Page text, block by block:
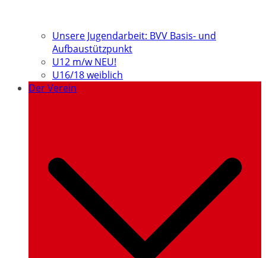
Unsere Jugendarbeit: BVV Basis- und
Aufbaustützpunkt
U12 m/w NEU!
U16/18 weiblich
Der Verein